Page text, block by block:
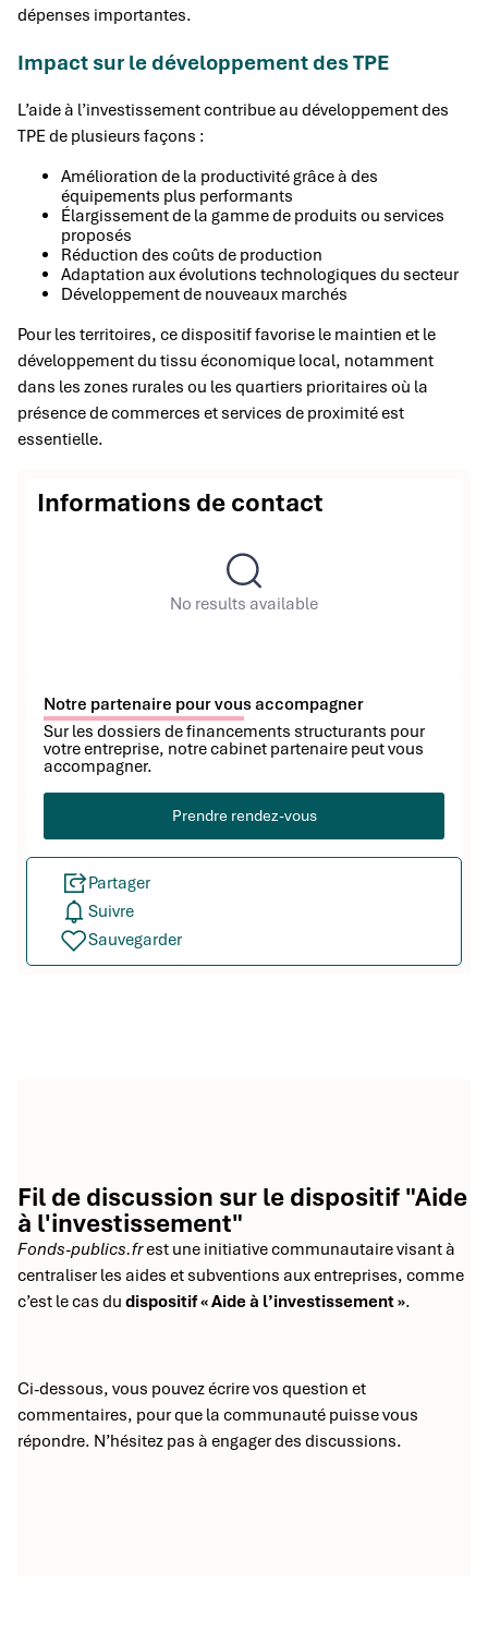
dépenses importantes.
Impact sur le développement des TPE
L’aide à l’investissement contribue au développement des
TPE de plusieurs façons :
Amélioration de la productivité grâce à des
équipements plus performants
Élargissement de la gamme de produits ou services
proposés
Réduction des coûts de production
Adaptation aux évolutions technologiques du secteur
Développement de nouveaux marchés
Pour les territoires, ce dispositif favorise le maintien et le
développement du tissu économique local, notamment
dans les zones rurales ou les quartiers prioritaires où la
présence de commerces et services de proximité est
essentielle.
Informations de contact
No results available
Notre partenaire pour vous accompagner
Sur les dossiers de financements structurants pour
votre entreprise, notre cabinet partenaire peut vous
accompagner.
Prendre rendez-vous
Partager
Suivre
Sauvegarder
Fil de discussion sur le dispositif "Aide
à l'investissement"
Fonds-publics.frest une initiative communautaire visant à
centraliser les aides et subventions aux entreprises, comme
c’est le cas du dispositif « Aide à l’investissement ».
Ci-dessous, vous pouvez écrire vos question et
commentaires, pour que la communauté puisse vous
répondre. N’hésitez pas à engager des discussions.